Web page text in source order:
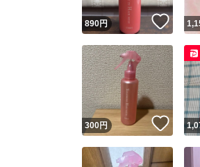
890円 いい
300円 いい